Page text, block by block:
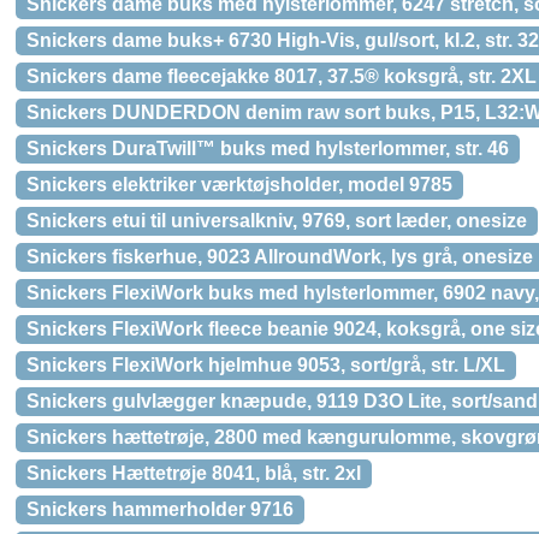
Snickers dame buks med hylsterlommer, 6247 stretch,
Snickers dame buks+ 6730 High-Vis, gul/sort, kl.2, str. 32
Snickers dame fleecejakke 8017, 37.5® koksgrå, str. 2XL
Snickers DUNDERDON denim raw sort buks, P15,
Snickers DuraTwill™ buks med hylsterlommer, str. 46
Snickers elektriker værktøjsholder, model 9785
Snickers etui til universalkniv, 9769, sort læder, onesize
Snickers fiskerhue, 9023 AllroundWork, lys grå, onesize
Snickers FlexiWork buks med hylsterlommer, 6902
Snickers FlexiWork fleece beanie 9024, koksgrå, one
Snickers FlexiWork hjelmhue 9053, sort/grå, str. L/XL
Snickers gulvlægger knæpude, 9119 D3O Lite, sort/
Snickers hættetrøje, 2800 med kængurulomme,
Snickers Hættetrøje 8041, blå, str. 2xl
Snickers hammerholder 9716